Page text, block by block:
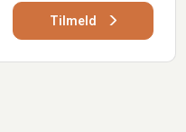
Tilmeld